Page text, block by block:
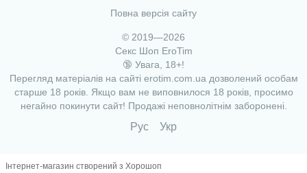
Повна версія сайту
© 2019—2026
Секс Шоп EroTim
🔞 Увага, 18+!
Перегляд матеріалів на сайті erotim.com.ua дозволений особам
старше 18 років. Якщо вам не виповнилося 18 років, просимо
негайно покинути сайт! Продажі неповнолітнім заборонені.
Рус Укр
Інтернет-магазин створений з Хорошоп